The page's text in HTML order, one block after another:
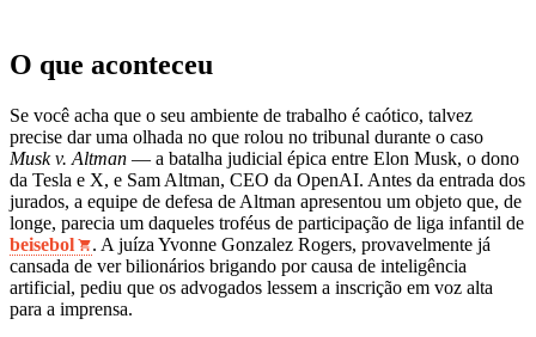
O que aconteceu
Se você acha que o seu ambiente de trabalho é caótico, talvez
precise dar uma olhada no que rolou no tribunal durante o caso
Musk v. Altman — a batalha judicial épica entre Elon Musk, o dono
da Tesla e X, e Sam Altman, CEO da OpenAI. Antes da entrada dos
jurados, a equipe de defesa de Altman apresentou um objeto que, de
longe, parecia um daqueles troféus de participação de liga infantil de
beisebol
. A juíza Yvonne Gonzalez Rogers, provavelmente já
cansada de ver bilionários brigando por causa de inteligência
artificial, pediu que os advogados lessem a inscrição em voz alta
para a imprensa.